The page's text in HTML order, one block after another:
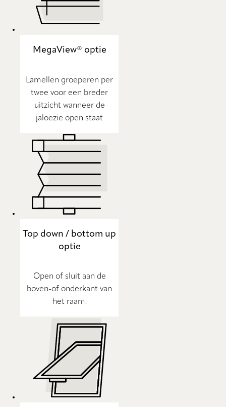
MegaView® optie
Lamellen groeperen per
twee voor een breder
uitzicht wanneer de
jaloezie open staat
Top down / bottom up
optie
Open of sluit aan de
boven-of onderkant van
het raam.